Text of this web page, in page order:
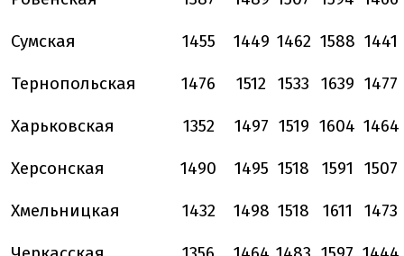
Сумская 1455 1449 1462 1588 1441
Тернопольская 1476 1512 1533 1639 1477
Харьковская 1352 1497 1519 1604 1464
Херсонская 1490 1495 1518 1591 1507
Хмельницкая 1432 1498 1518 1611 1473